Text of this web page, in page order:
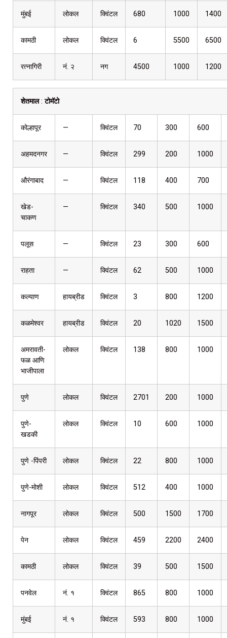
मुंबई लोकल क्विंटल 680 1000 1400
कामठी लोकल क्विंटल 6 5500 6500
रत्नागिरी नं. २ नग 4500 1000 1200
शेतमाल:टोमॅटो
कोल्हापूर — क्विंटल 70 300 600
अहमदनगर — क्विंटल 299 200 1000
औरंगाबाद — क्विंटल 118 400 700
खेड-
चाकण
— क्विंटल 340 500 1000
पलूस — क्विंटल 23 300 600
राहता — क्विंटल 62 500 1000
कल्याण हायब्रीड क्विंटल 3 800 1200
कळमेश्वर हायब्रीड क्विंटल 20 1020 1500
अमरावती-
फळ आणि
भाजीपाला
लोकल क्विंटल 138 800 1000
पुणे लोकल क्विंटल 2701 200 1000
पुणे-
खडकी
लोकल क्विंटल 10 600 1000
पुणे -पिंपरी लोकल क्विंटल 22 800 1000
पुणे-मोशी लोकल क्विंटल 512 400 1000
नागपूर लोकल क्विंटल 500 1500 1700
पेन लोकल क्विंटल 459 2200 2400
कामठी लोकल क्विंटल 39 500 1500
पनवेल नं. १ क्विंटल 865 800 1000
मुंबई नं. १ क्विंटल 593 800 1000